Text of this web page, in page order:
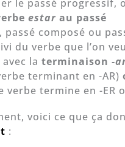
le passé progressif,
estar au passé
composé ou
du verbe que l’on
avec laterminaison-
terminant en -AR)
verbe termine en -ER
voici ce que ça
: